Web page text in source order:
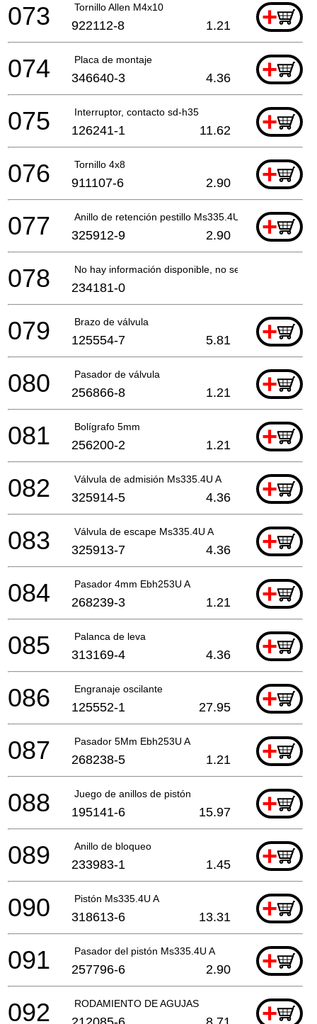
Tornillo Allen M4x10 +
073 922112-8 1.21
Placa de montaje +
074 346640-3 4.36
Interruptor, contacto sd-h35 +
075 126241-1 11.62
Tornillo 4x8 +
076 911107-6 2.90
Anillo de retención pestillo Ms335.4U A +
077 325912-9 2.90
No hay información disponible, no se puede pedir
078 234181-0
Brazo de válvula +
079 125554-7 5.81
Pasador de válvula +
080 256866-8 1.21
Bolígrafo 5mm +
081 256200-2 1.21
Válvula de admisión Ms335.4U A +
082 325914-5 4.36
Válvula de escape Ms335.4U A +
083 325913-7 4.36
Pasador 4mm Ebh253U A +
084 268239-3 1.21
Palanca de leva +
085 313169-4 4.36
Engranaje oscilante +
086 125552-1 27.95
Pasador 5Mm Ebh253U A +
087 268238-5 1.21
Juego de anillos de pistón +
088 195141-6 15.97
Anillo de bloqueo +
089 233983-1 1.45
Pistón Ms335.4U A +
090 318613-6 13.31
Pasador del pistón Ms335.4U A +
091 257796-6 2.90
RODAMIENTO DE AGUJAS +
092